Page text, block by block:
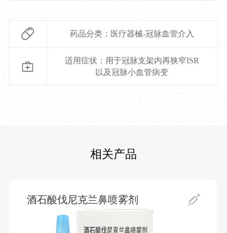
药品分类：医疗器械-冠脉血管介入
适用症状：用于冠脉支架内再狭窄ISR
以及冠脉小血管病变
相关产品
酒石酸伐尼克兰鼻喷雾剂